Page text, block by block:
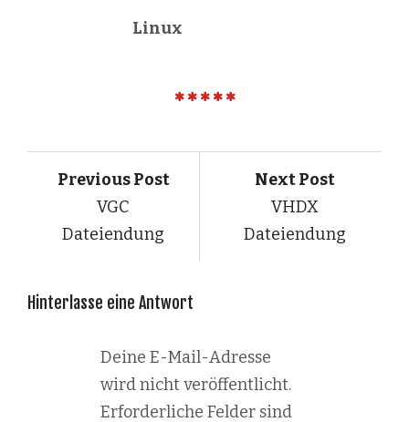
Linux
Previous Post
VGC
Dateiendung
Next Post
VHDX
Dateiendung
Hinterlasse eine Antwort
Deine E-Mail-Adresse
wird nicht veröffentlicht.
Erforderliche Felder sind